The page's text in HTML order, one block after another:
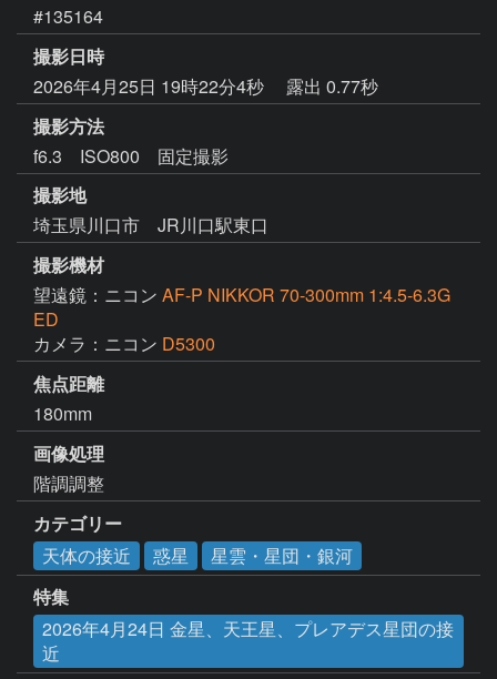
#135164
撮影日時
2026年4月25日 19時22分4秒
露出 0.77秒
撮影方法
f6.3 ISO800 固定撮影
撮影地
埼玉県川口市 JR川口駅東口
撮影機材
望遠鏡：ニコン AF-P NIKKOR 70-300mm 1:4.5-6.3G
ED
カメラ：ニコン D5300
焦点距離
180mm
画像処理
階調調整
カテゴリー
天体の接近
惑星
星雲・星団・銀河
特集
2026年4月24日 金星、天王星、プレアデス星団の接
近